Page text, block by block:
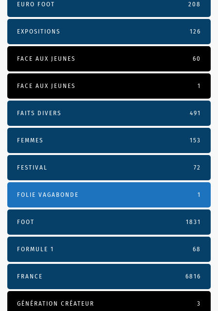
EURO FOOT 208
EXPOSITIONS 126
FACE AUX JEUNES 60
FACE AUX JEUNES 1
FAITS DIVERS 491
FEMMES 153
FESTIVAL 72
FOLIE VAGABONDE 1
FOOT 1831
FORMULE 1 68
FRANCE 6816
GÉNÉRATION CRÉATEUR 3